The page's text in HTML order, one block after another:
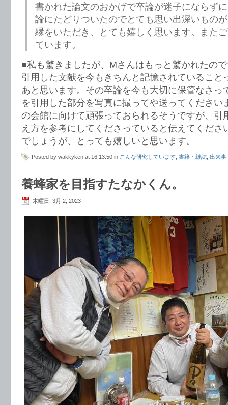
書かれた論文のおかげで卒論が迷子にならず
論にたどりついたのでとても思い出深いもの
縁をいただき、とても嬉しく思います。また
ています。
■私も驚きましたが、Mさんはもっと驚かれたの
引用した文献を今もきちんと記憶されていること
あと思います。その卒論を今も大切に保管なさっ
を引用した部分を写真に撮ってや送ってください
の会館に向けて頑張っておられるそうですが、引
え方を参考にしてくださっていると伝えてくださ
でしょうが、とっても嬉しいと思います。
Posted by wakkyken at 16:13:50 in こんな研究しています, 書籍・雑誌, 出来事
養蜂家を目指すたなかくん。
木曜日, 3月 2, 2023